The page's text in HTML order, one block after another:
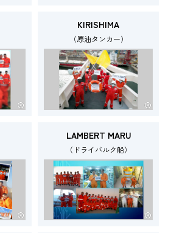
KIRISHIMA
（原油タンカー）
LAMBERT MARU
（ドライバルク船）